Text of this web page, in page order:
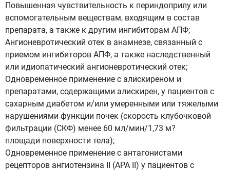
Повышенная чувствительность к периндоприлу или
вспомогательным веществам, входящим в состав
препарата, а также к другим ингибиторам АПФ;
Ангионевротический отек в анамнезе, связанный с
приемом ингибиторов АПФ, а также наследственный
или идиопатический ангионевротический отек;
Одновременное применение с алискиреном и
препаратами, содержащими алискирен, у пациентов с
сахарным диабетом и/или умеренными или тяжелыми
нарушениями функции почек (скорость клубочковой
фильтрации (СКФ) менее 60 мл/мин/1,73 м?
площади поверхности тела);
Одновременное применение с антагонистами
рецепторов ангиотензина II (АРА II) у пациентов с